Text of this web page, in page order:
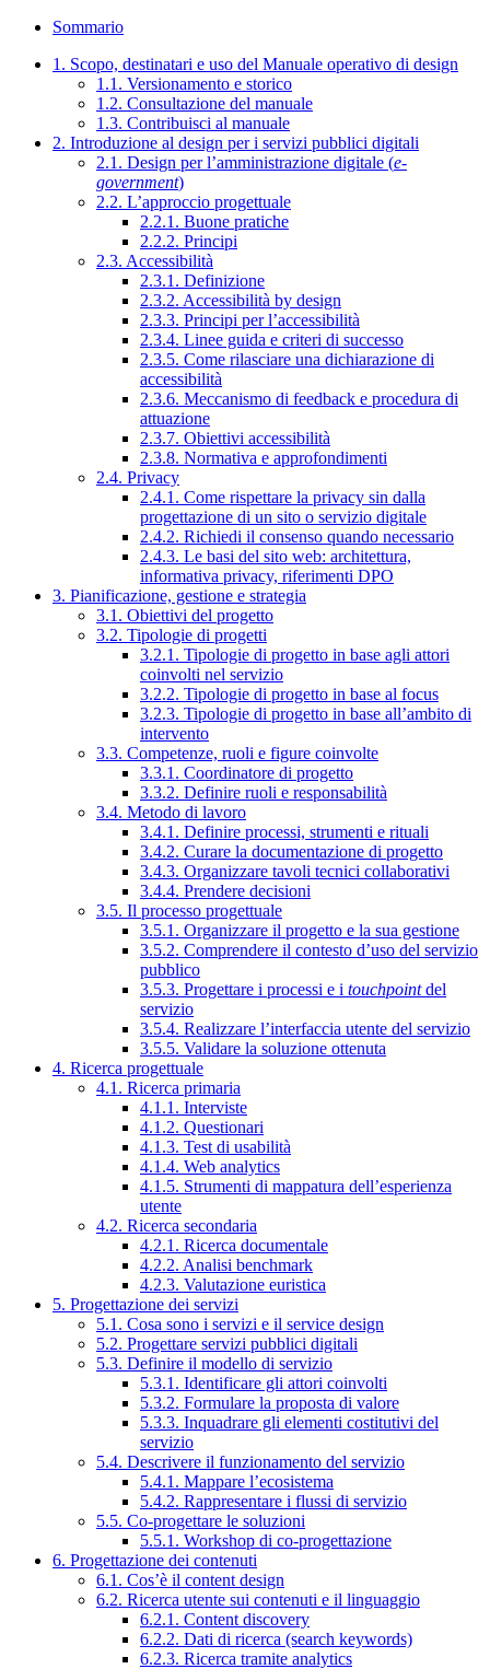
Sommario
1. Scopo, destinatari e uso del Manuale operativo di design
1.1. Versionamento e storico
1.2. Consultazione del manuale
1.3. Contribuisci al manuale
2. Introduzione al design per i servizi pubblici digitali
2.1. Design per l’amministrazione digitale (e-
government)
2.2. L’approccio progettuale
2.2.1. Buone pratiche
2.2.2. Principi
2.3. Accessibilità
2.3.1. Definizione
2.3.2. Accessibilità by design
2.3.3. Principi per l’accessibilità
2.3.4. Linee guida e criteri di successo
2.3.5. Come rilasciare una dichiarazione di
accessibilità
2.3.6. Meccanismo di feedback e procedura di
attuazione
2.3.7. Obiettivi accessibilità
2.3.8. Normativa e approfondimenti
2.4. Privacy
2.4.1. Come rispettare la privacy sin dalla
progettazione di un sito o servizio digitale
2.4.2. Richiedi il consenso quando necessario
2.4.3. Le basi del sito web: architettura,
informativa privacy, riferimenti DPO
3. Pianificazione, gestione e strategia
3.1. Obiettivi del progetto
3.2. Tipologie di progetti
3.2.1. Tipologie di progetto in base agli attori
coinvolti nel servizio
3.2.2. Tipologie di progetto in base al focus
3.2.3. Tipologie di progetto in base all’ambito di
intervento
3.3. Competenze, ruoli e figure coinvolte
3.3.1. Coordinatore di progetto
3.3.2. Definire ruoli e responsabilità
3.4. Metodo di lavoro
3.4.1. Definire processi, strumenti e rituali
3.4.2. Curare la documentazione di progetto
3.4.3. Organizzare tavoli tecnici collaborativi
3.4.4. Prendere decisioni
3.5. Il processo progettuale
3.5.1. Organizzare il progetto e la sua gestione
3.5.2. Comprendere il contesto d’uso del servizio
pubblico
3.5.3. Progettare i processi e i touchpointdel
servizio
3.5.4. Realizzare l’interfaccia utente del servizio
3.5.5. Validare la soluzione ottenuta
4. Ricerca progettuale
4.1. Ricerca primaria
4.1.1. Interviste
4.1.2. Questionari
4.1.3. Test di usabilità
4.1.4. Web analytics
4.1.5. Strumenti di mappatura dell’esperienza
utente
4.2. Ricerca secondaria
4.2.1. Ricerca documentale
4.2.2. Analisi benchmark
4.2.3. Valutazione euristica
5. Progettazione dei servizi
5.1. Cosa sono i servizi e il service design
5.2. Progettare servizi pubblici digitali
5.3. Definire il modello di servizio
5.3.1. Identificare gli attori coinvolti
5.3.2. Formulare la proposta di valore
5.3.3. Inquadrare gli elementi costitutivi del
servizio
5.4. Descrivere il funzionamento del servizio
5.4.1. Mappare l’ecosistema
5.4.2. Rappresentare i flussi di servizio
5.5. Co-progettare le soluzioni
5.5.1. Workshop di co-progettazione
6. Progettazione dei contenuti
6.1. Cos’è il content design
6.2. Ricerca utente sui contenuti e il linguaggio
6.2.1. Content discovery
6.2.2. Dati di ricerca (search keywords)
6.2.3. Ricerca tramite analytics